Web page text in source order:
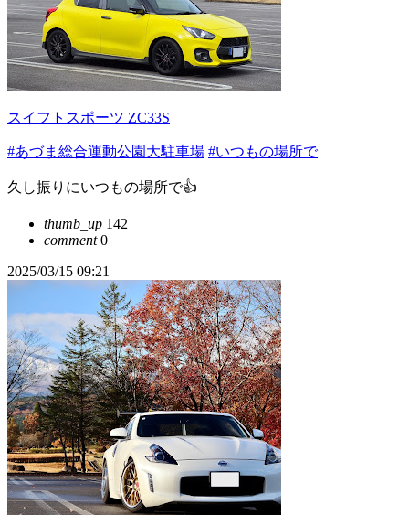
スイフトスポーツ ZC33S
#あづま総合運動公園大駐車場 #いつもの場所で
久し振りにいつもの場所で👍
thumb_up 142
comment0
2025/03/15 09:21